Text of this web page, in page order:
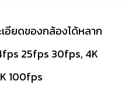
อียดของกล้องได้หลาก
25fps 30fps, 4K
100fps